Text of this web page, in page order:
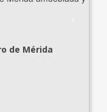
de Mérida